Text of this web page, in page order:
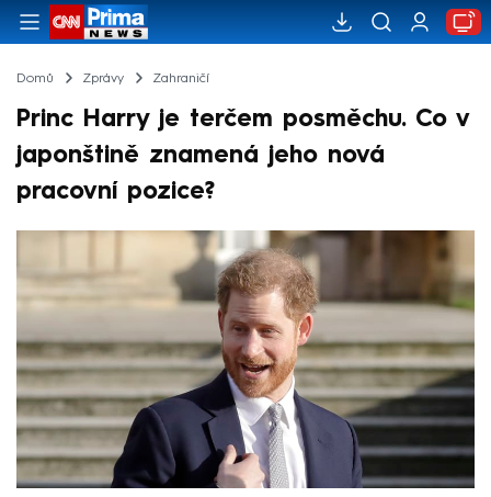
Domů Zprávy Zahraničí
Princ Harry je terčem posměchu. Co v
japonštině znamená jeho nová
pracovní pozice?